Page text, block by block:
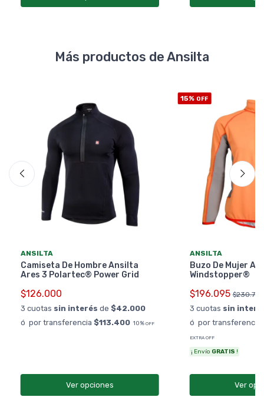
Más productos de Ansilta
ANSILTA
Camiseta De Hombre Ansilta
Ares 3 Polartec® Power Grid
$126.000
3 cuotas sin interés de $42.000
ó por transferencia $113.400 10% OFF
Ver opciones
15% OFF
ANSILTA
Buzo De Mujer
Windstopper®
$196.095 $230.700
3 cuotas sin
ó por transferencia
EXTRA OFF
¡ Envío GRATIS !
Ver